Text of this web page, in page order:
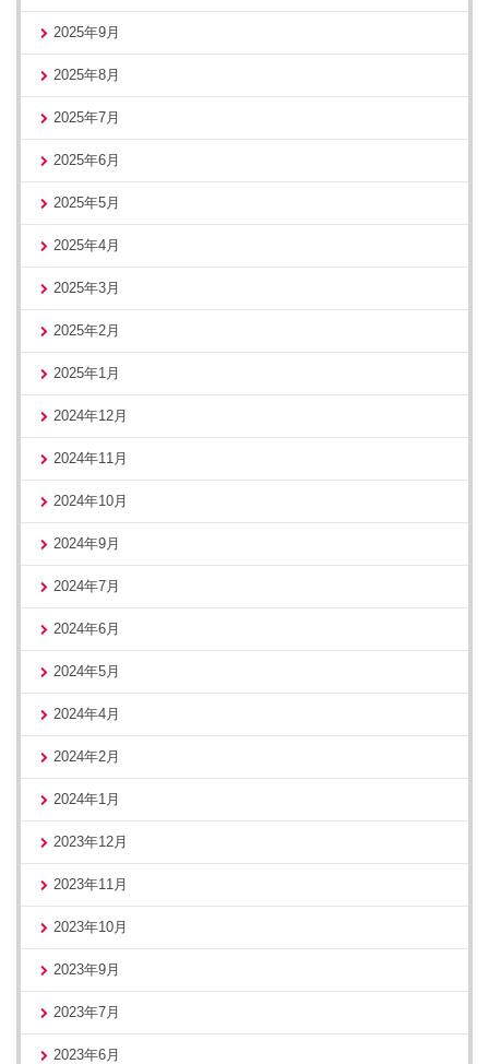
2025年9月
2025年8月
2025年7月
2025年6月
2025年5月
2025年4月
2025年3月
2025年2月
2025年1月
2024年12月
2024年11月
2024年10月
2024年9月
2024年7月
2024年6月
2024年5月
2024年4月
2024年2月
2024年1月
2023年12月
2023年11月
2023年10月
2023年9月
2023年7月
2023年6月